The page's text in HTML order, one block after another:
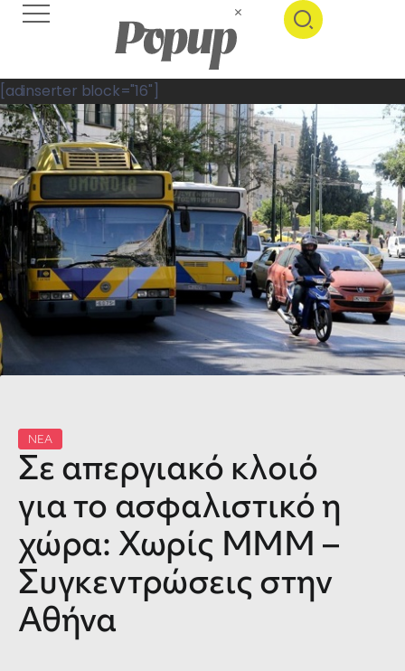
[adinserter block="16"]
ΝΕΑ
Σε απεργιακό κλοιό
για το ασφαλιστικό η
χώρα: Χωρίς ΜΜΜ –
Συγκεντρώσεις στην
Αθήνα